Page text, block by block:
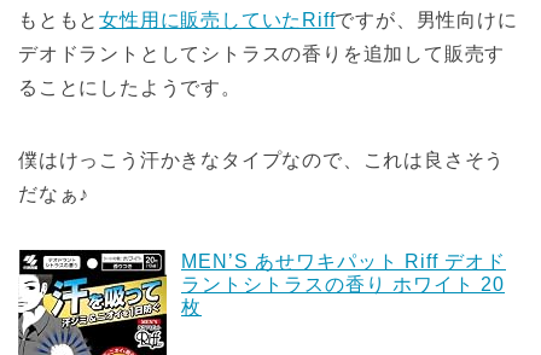
もともと女性用に販売していたRiffですが、男性向けに
デオドラントとしてシトラスの香りを追加して販売す
ることにしたようです。
僕はけっこう汗かきなタイプなので、これは良さそう
だなぁ♪
MEN’S あせワキパット Riff デオド
ラントシトラスの香り ホワイト 20
枚